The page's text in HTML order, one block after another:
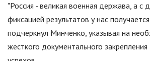
"Россия - великая военная держава, а с
фиксацией результатов у нас
подчеркнул Минченко, указывая на
жесткого документального